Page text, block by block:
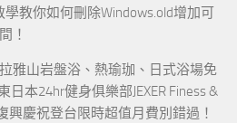
學教你如何刪除Windows.old增加可
！
雅山岩盤浴、熱瑜珈、日式浴場免
日本24hr健身俱樂部JEXER Finess &
興慶祝登台限時超值月費別錯過！